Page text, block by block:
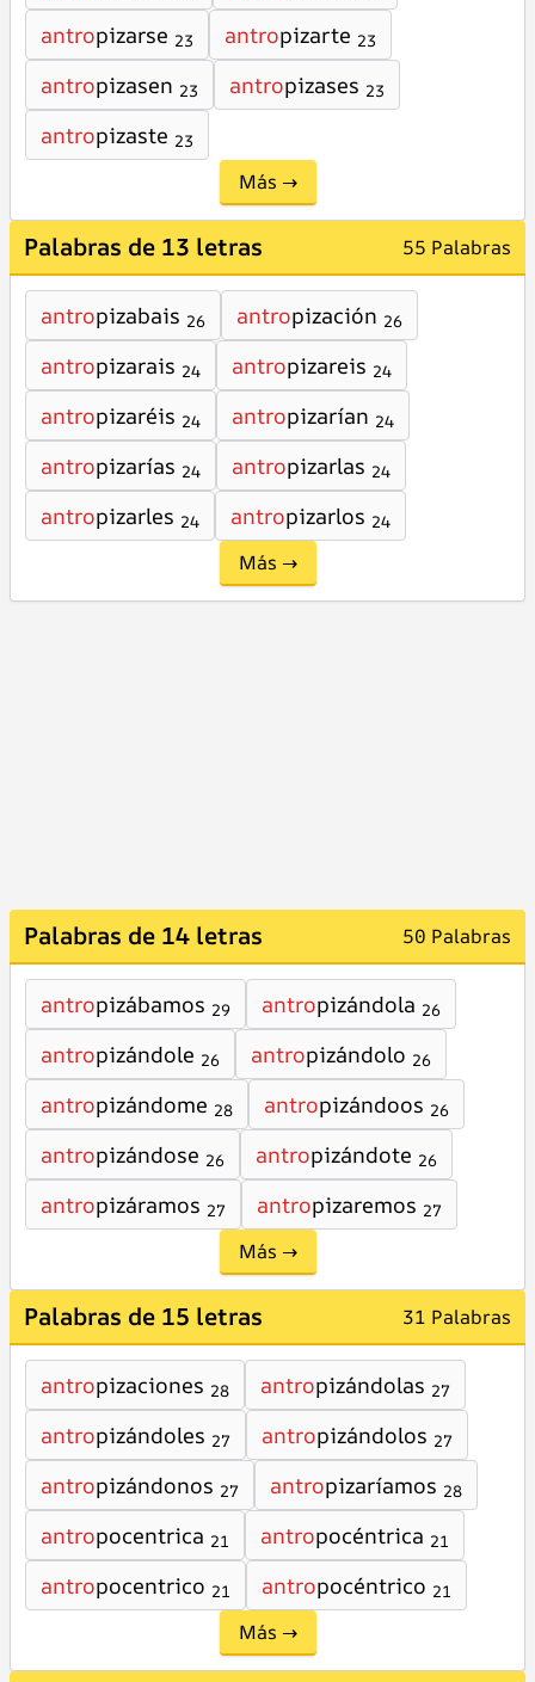
antropizarse 23 antropizarte 23
antropizasen 23 antropizases 23
antropizaste 23
Más →
Palabras de 13 letras 55 Palabras
antropizabais 26 antropización 26
antropizarais 24 antropizareis 24
antropizaréis 24 antropizarían 24
antropizarías 24 antropizarlas 24
antropizarles 24 antropizarlos 24
Más →
Palabras de 14 letras 50 Palabras
antropizábamos 29 antropizándola 26
antropizándole 26 antropizándolo 26
antropizándome 28 antropizándoos 26
antropizándose 26 antropizándote 26
antropizáramos 27 antropizaremos 27
Más →
Palabras de 15 letras 31 Palabras
antropizaciones 28 antropizándolas 27
antropizándoles 27 antropizándolos 27
antropizándonos 27 antropizaríamos 28
antropocentrica 21 antropocéntrica 21
antropocentrico 21 antropocéntrico 21
Más →